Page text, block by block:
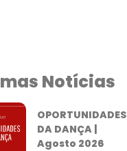
Notícias
OPORTUNIDADES
DA DANÇA |
Agosto 2026